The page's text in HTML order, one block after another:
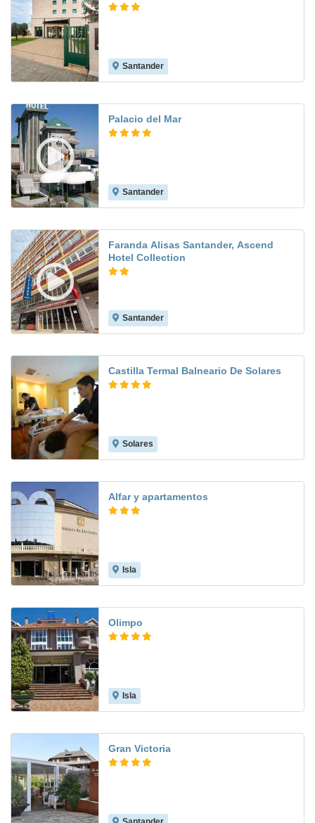
Santander
Palacio del Mar
Santander
Faranda Alisas Santander, Ascend
Hotel Collection
Santander
Castilla Termal Balneario De Solares
Solares
Alfar y apartamentos
Isla
Olimpo
Isla
Gran Victoria